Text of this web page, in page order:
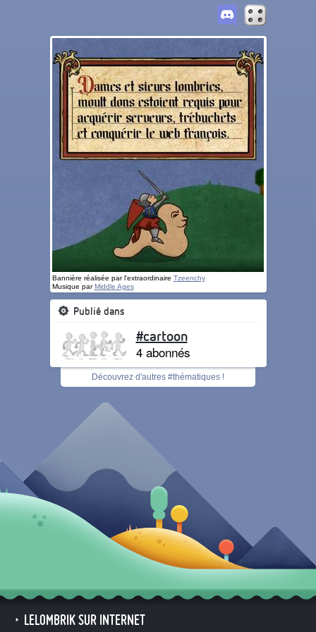
Bannière réalisée par l'extraordinaire Tzeenchy
Musique parMiddle Ages
Publié dans
#cartoon
4 abonnés
Découvrez d'autres #thématiques !
LELOMBRIK SUR INTERNET